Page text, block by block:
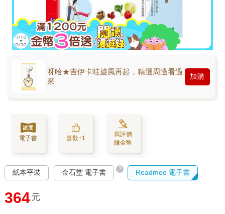
呀哈★吉伊卡哇旋風再起，精選周邊看過
來
加購
電子書 喜歡+1
寫評價
賺金幣
紙本平裝 金石堂 電子書 ? Readmoo 電子書
364 元